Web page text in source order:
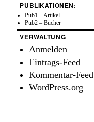
PUBLIKATIONEN:
Pub1 – Artikel
Pub2 – Bücher
VERWALTUNG
Anmelden
Eintrags-Feed
Kommentar-Feed
WordPress.org